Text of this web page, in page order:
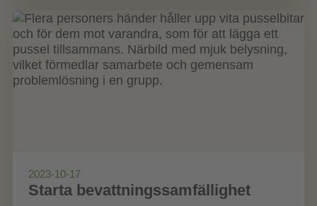
2023-10-17
Starta bevattningssamfällighet